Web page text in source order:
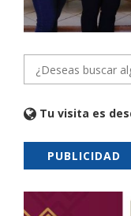
Tu visita es
PUBLICIDAD